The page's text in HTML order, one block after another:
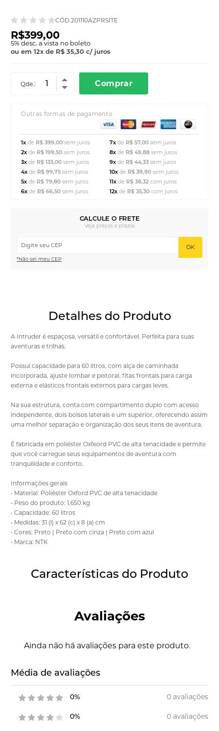
CÓD.201110AZPRSITE
R$399,00
5% desc. a vista no boleto
ou em12x de R$ 35,30 c/ juros
Qde.: Comprar
Outras formas de pagamento
1xde R$ 399,00 sem juros
2xde R$ 199,50 sem juros
3xde R$ 133,00 sem juros
4xde R$ 99,75 sem juros
5xde R$ 79,80 sem juros
6xde R$ 66,50 sem juros
7x de R$ 57,00sem juros
8x de R$ 49,88sem juros
9x de R$ 44,33sem juros
10x de R$ 39,90sem juros
11x de R$ 38,32com juros
12x de R$ 35,30com juros
CALCULE O FRETE
Veja preços e prazos
OK
*Não sei meu CEP
Detalhes do Produto
A Intruder é espaçosa, versátil e confortável. Perfeita para suas
aventuras e trilhas.
Possui capacidade para 60 litros, com alça de caminhada
incorporada, ajuste lombar e peitoral, fitas frontais para carga
externa e elásticos frontais externos para cargas leves.
Na sua estrutura, conta com compartimento duplo com acesso
independente, dois bolsos laterais e um superior, oferecendo assim
uma melhor separação e organização dos seus itens de aventura.
É fabricada em poliéster Oxfeord PVC de alta tenacidade e permite
que você carregue seus equipamentos de aventura com
tranquilidade e conforto.
Informações gerais
• Material: Poliéster Oxford PVC de alta tenacidade
• Peso do produto: 1,650 kg
• Capacidade: 60 litros
• Medidas: 31 (l) x 62 (c) x 8 (a) cm
• Cores: Preto | Preto com cinza | Preto com azul
• Marca: NTK
Características do Produto
Avaliações
Ainda não há avaliações para este produto.
Média de avaliações
0% 0 avaliações
0% 0 avaliações